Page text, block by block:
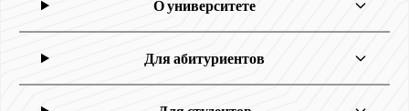
О университете
Для абитуриентов